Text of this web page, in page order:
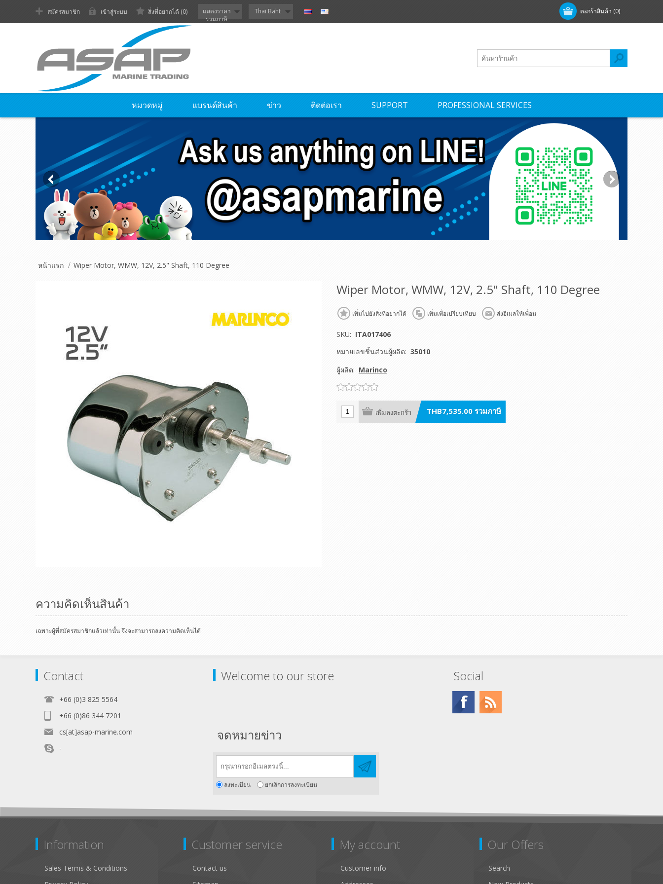
ตะกร้าสินค้า (0)
สมัครสมาชิก เข้าสู่ระบบ สิ่งที่อยากได้ (0)
แสดงราคา
รวมภาษี
Thai Baht
หมวดหมู่ แบรนด์สินค้า ข่าว ติดต่อเรา SUPPORT PROFESSIONAL SERVICES
หน้าแรก / Wiper Motor, WMW, 12V, 2.5" Shaft, 110 Degree
Wiper Motor, WMW, 12V, 2.5" Shaft, 110 Degree
เพิ่มไปยังสิ่งที่อยากได้ เพิ่มเพื่อเปรียบเทียบ ส่งอีเมลให้เพื่อน
SKU: ITA017406
หมายเลขชิ้นส่วนผู้ผลิต: 35010
ผู้ผลิต: Marinco
เพิ่มลงตะกร้า THB7,535.00 รวมภาษี
ความคิดเห็นสินค้า
เฉพาะผู้ที่สมัครสมาชิกแล้วเท่านั้น จึงจะสามารถลงความคิดเห็นได้
Contact
+66 (0)3 825 5564
+66 (0)86 344 7201
cs[at]asap-marine.com
-
Welcome to our store Social
จดหมายข่าว
ลงทะเบียน ยกเลิกการลงทะเบียน
Information
Sales Terms & Conditions
Customer service
Contact us
My account
Customer info
Our Offers
Search